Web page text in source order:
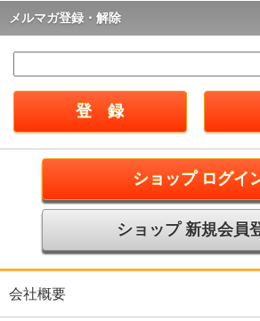
メルマガ登録・解除
ショップ ログイ
ショップ 新規会員
会社概要